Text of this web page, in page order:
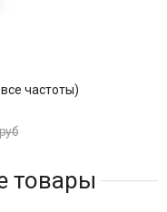
частоты)
товары